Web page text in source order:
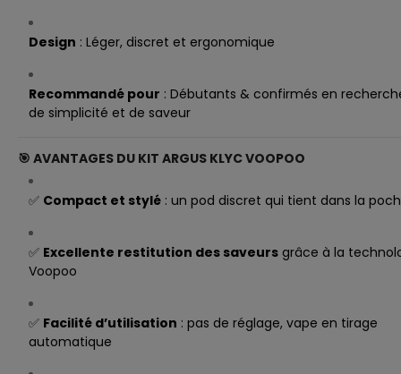
Design : Léger, discret et ergonomique
Recommandé pour : Débutants & confirmés en
de simplicité et de saveur
🎯 AVANTAGES DU KIT ARGUS KLYC VOOPOO
✅ Compact et stylé : un pod discret qui tient dans la
✅ Excellente restitution des saveurs grâce à la
Voopoo
✅ Facilité d’utilisation : pas de réglage, vape en tirage
automatique